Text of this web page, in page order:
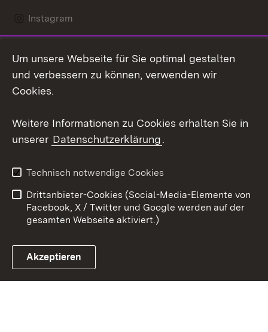
Instagram
Mastodon
Youtube
Link zum Landesportal
Kontakt
Datenschutz
Barrierefreiheit
Impressum Cookies
Um unsere Webseite für Sie optimal gestalten
und verbessern zu können, verwenden wir
Cookies.
Weitere Informationen zu Cookies erhalten Sie in
unserer Datenschutzerklärung.
Technisch notwendige Cookies
Drittanbieter-Cookies (Social-Media-Elemente von
Facebook, X / Twitter und Google werden auf der
gesamten Webseite aktiviert.)
Akzeptieren